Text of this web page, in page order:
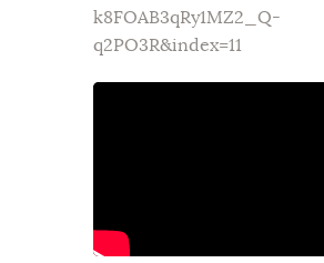
k8FOAB3qRy1MZ2_Q-
q2PO3R&index=11